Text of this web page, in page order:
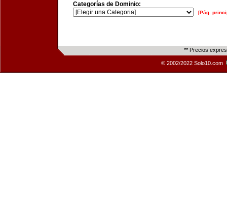
Categorías de Dominio:
[Pág.
** Precios
© 2002/2022 Solo10.com